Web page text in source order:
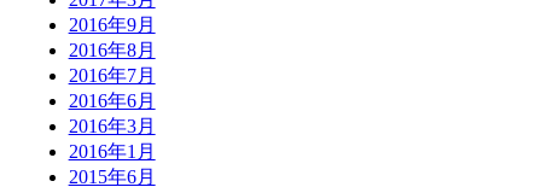
2016年9月
2016年8月
2016年7月
2016年6月
2016年3月
2016年1月
2015年6月